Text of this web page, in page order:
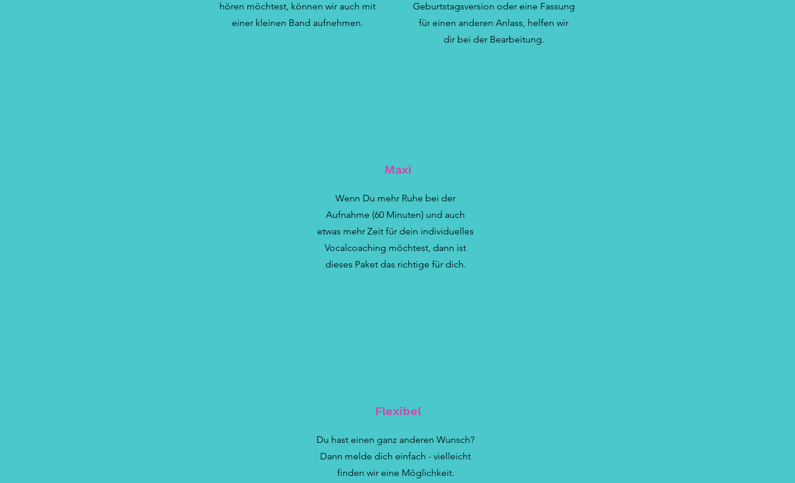
hören möchtest, können wir auch mit
einer kleinen Band aufnehmen.
Geburtstagsversion oder eine Fassung
für einen anderen Anlass, helfen wir
dir bei der Bearbeitung.
Maxi
Wenn Du mehr Ruhe bei der
Aufnahme (60 Minuten) und auch
etwas mehr Zeit für dein individuelles
Vocalcoaching möchtest, dann ist
dieses Paket das richtige für dich.
Flexibel
Du hast einen ganz anderen Wunsch?
Dann melde dich einfach - vielleicht
finden wir eine Möglichkeit.